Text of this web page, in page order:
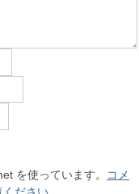
を使っています。
コメ
ください。